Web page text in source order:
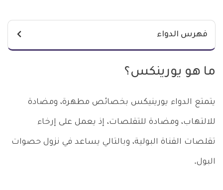
فهرس الدواء
ما هو يورينكس؟
يتمتع الدواء يورينيكس بخصائص مطهرة، ومضادة
للالتهاب، ومضادة للتقلصات، إذ يعمل على إرخاء
تقلصات القناة البولية، وبالتالي يساعد في نزول حصوات
البول.